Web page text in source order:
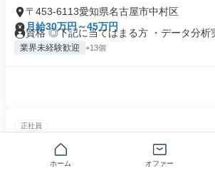
〒453-6113愛知県名古屋市中村区
月給30万円～45万円
資格 ◎下記に当てはまる方 ・データ分析
業界未経験歓迎 +13個
正社員
兵庫シューズ株式会社
ホーム オファー